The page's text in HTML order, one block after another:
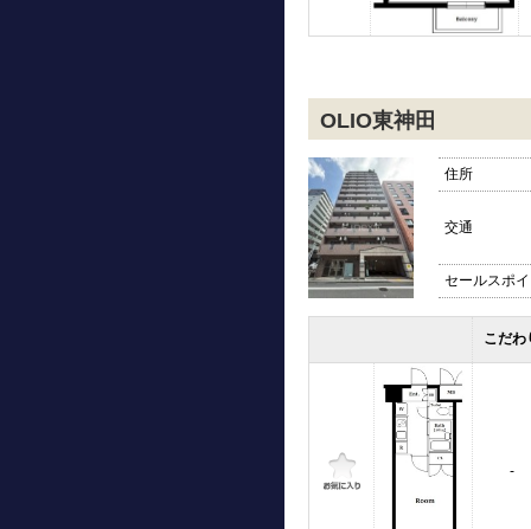
OLIO東神田
住所
交通
セールスポ
こだわ
-